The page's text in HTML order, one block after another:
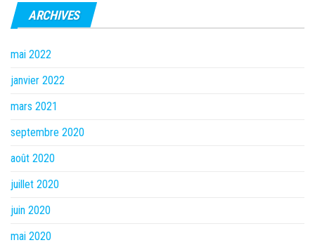
ARCHIVES
mai 2022
janvier 2022
mars 2021
septembre 2020
août 2020
juillet 2020
juin 2020
mai 2020